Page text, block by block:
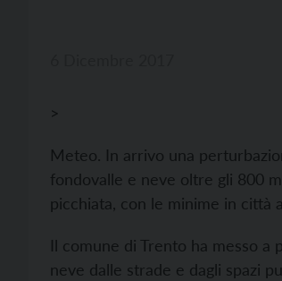
>
Meteo. In arrivo una
fondovalle e neve oltre gli 800
picchiata, con le minime in città
Il comune di Trento ha messo
neve dalle strade e dagli spazi